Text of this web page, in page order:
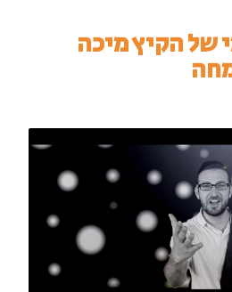
של הקיץ מיכה